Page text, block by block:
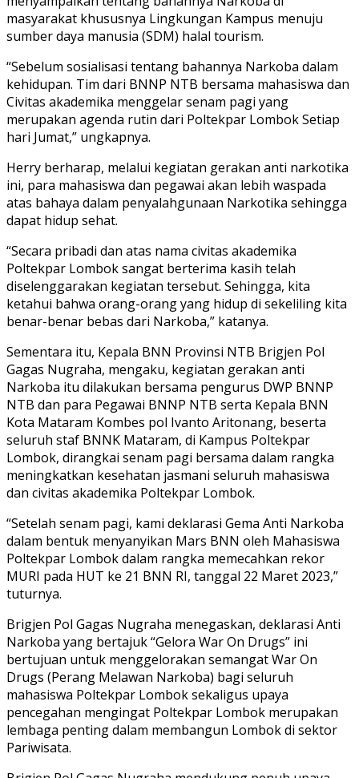
masyarakat khususnya Lingkungan Kampus menuju
sumber daya manusia (SDM) halal tourism.
“Sebelum sosialisasi tentang bahannya Narkoba dalam
kehidupan. Tim dari BNNP NTB bersama mahasiswa dan
Civitas akademika menggelar senam pagi yang
merupakan agenda rutin dari Poltekpar Lombok Setiap
hari Jumat,” ungkapnya.
Herry berharap, melalui kegiatan gerakan anti narkotika
ini, para mahasiswa dan pegawai akan lebih waspada
atas bahaya dalam penyalahgunaan Narkotika sehingga
dapat hidup sehat.
“Secara pribadi dan atas nama civitas akademika
Poltekpar Lombok sangat berterima kasih telah
diselenggarakan kegiatan tersebut. Sehingga, kita
ketahui bahwa orang-orang yang hidup di sekeliling kita
benar-benar bebas dari Narkoba,” katanya.
Sementara itu, Kepala BNN Provinsi NTB Brigjen Pol
Gagas Nugraha, mengaku, kegiatan gerakan anti
Narkoba itu dilakukan bersama pengurus DWP BNNP
NTB dan para Pegawai BNNP NTB serta Kepala BNN
Kota Mataram Kombes pol Ivanto Aritonang, beserta
seluruh staf BNNK Mataram, di Kampus Poltekpar
Lombok, dirangkai senam pagi bersama dalam rangka
meningkatkan kesehatan jasmani seluruh mahasiswa
dan civitas akademika Poltekpar Lombok.
“Setelah senam pagi, kami deklarasi Gema Anti Narkoba
dalam bentuk menyanyikan Mars BNN oleh Mahasiswa
Poltekpar Lombok dalam rangka memecahkan rekor
MURI pada HUT ke 21 BNN RI, tanggal 22 Maret 2023,”
tuturnya.
Brigjen Pol Gagas Nugraha menegaskan, deklarasi Anti
Narkoba yang bertajuk “Gelora War On Drugs” ini
bertujuan untuk menggelorakan semangat War On
Drugs (Perang Melawan Narkoba) bagi seluruh
mahasiswa Poltekpar Lombok sekaligus upaya
pencegahan mengingat Poltekpar Lombok merupakan
lembaga penting dalam membangun Lombok di sektor
Pariwisata.